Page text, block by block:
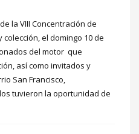
la VIII Concentración de
el domingo 10 de
del motor que
así como invitados y
San Francisco,
tuvieron la oportunidad de